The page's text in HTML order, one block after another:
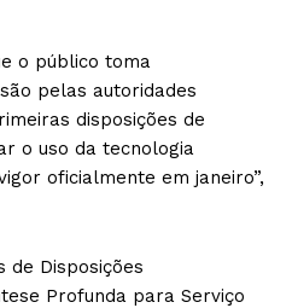
o público toma
pelas autoridades
disposições de
o uso da tecnologia
oficialmente em janeiro”,
de Disposições
Profunda para Serviço